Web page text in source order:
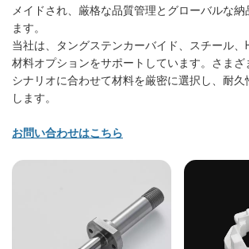
メイドされ、厳格な品質管理とグローバルな
ます。
当社は、タングステンカーバイド、スチール、
材料オプションをサポートしています。さま
シナリオに合わせて材料を厳密に選択し、耐久
します。
お問い合わせはこちら